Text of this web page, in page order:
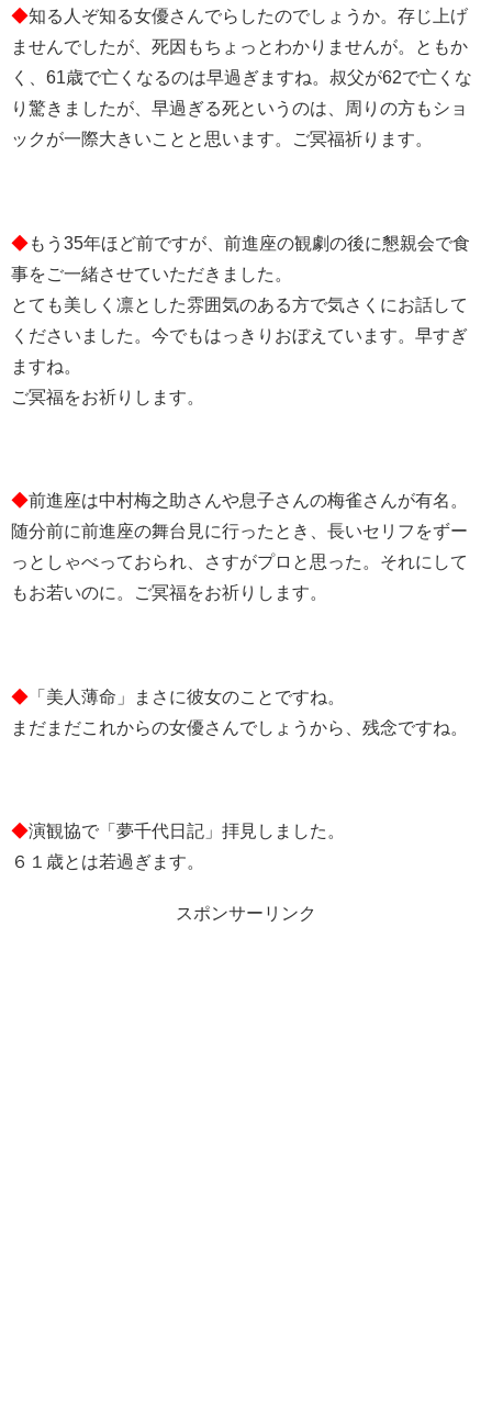
◆知る人ぞ知る女優さんでらしたのでしょうか。存じ上げ
ませんでしたが、死因もちょっとわかりませんが。ともか
く、61歳で亡くなるのは早過ぎますね。叔父が62で亡くな
り驚きましたが、早過ぎる死というのは、周りの方もショ
ックが一際大きいことと思います。ご冥福祈ります。
◆もう35年ほど前ですが、前進座の観劇の後に懇親会で食
事をご一緒させていただきました。
とても美しく凛とした雰囲気のある方で気さくにお話して
くださいました。今でもはっきりおぼえています。早すぎ
ますね。
ご冥福をお祈りします。
◆前進座は中村梅之助さんや息子さんの梅雀さんが有名。
随分前に前進座の舞台見に行ったとき、長いセリフをずー
っとしゃべっておられ、さすがプロと思った。それにして
もお若いのに。ご冥福をお祈りします。
◆ 「美人薄命」まさに彼女のことですね。
まだまだこれからの女優さんでしょうから、残念ですね。
◆演観協で「夢千代日記」拝見しました。
６１歳とは若過ぎます。
スポンサーリンク